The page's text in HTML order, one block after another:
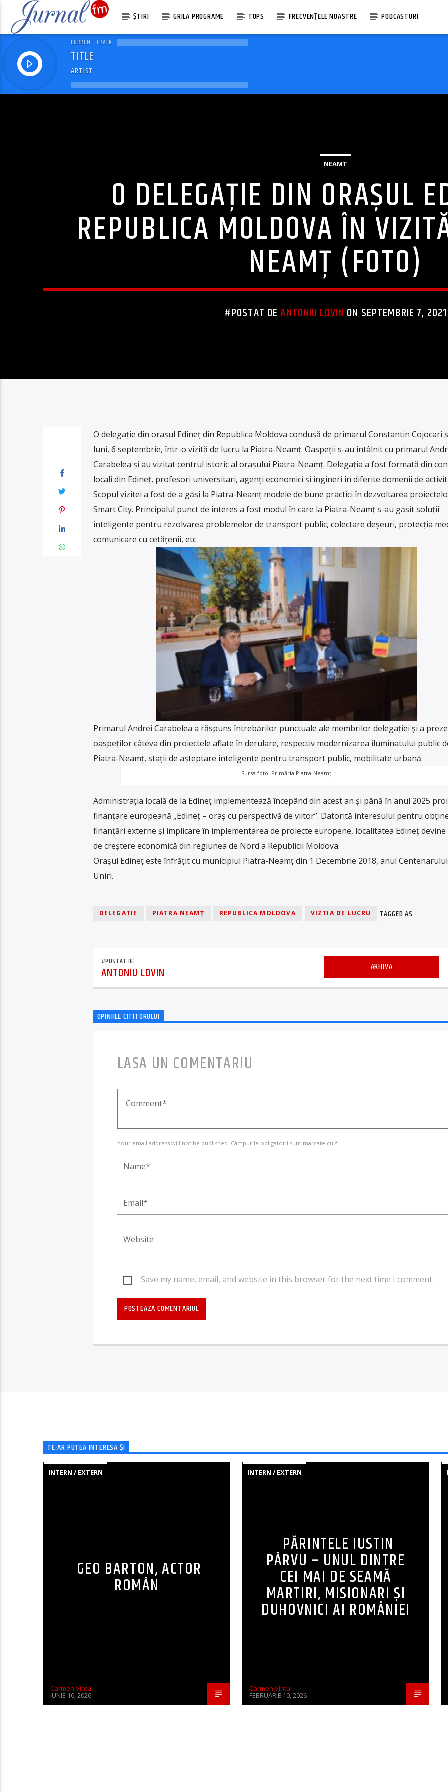
ȘTIRI GRILA PROGRAME TOPS FRECVENȚELE NOASTRE PODCASTURI
CURRENT TRACK
TITLE
ARTIST
NEAMT
O DELEGAȚIE DIN ORAȘUL
REPUBLICA MOLDOVA ÎN
NEAMȚ (FOTO)
#POSTAT DEANTONIU LOVIN ON SEPTEMBRIE 7, 2021
O delegație din orașul Edineț din Republica Moldova condusă de primarul Constantin Cojocari
luni, 6 septembrie, într-o vizită de lucru la Piatra-Neamț. Oaspeții s-au întâlnit cu primarul
Carabelea și au vizitat centrul istoric al orașului Piatra-Neamț. Delegația a fost formată din
locali din Edineț, profesori universitari, agenți economici și ingineri în diferite domenii de
Scopul vizitei a fost de a găsi la Piatra-Neamț modele de bune practici în dezvoltarea
Smart City. Principalul punct de interes a fost modul în care la Piatra-Neamț s-au găsit soluții
inteligente pentru rezolvarea problemelor de transport public, colectare deșeuri, protecția
comunicare cu cetățenii, etc.
Primarul Andrei Carabelea a răspuns întrebărilor punctuale ale membrilor delegației și a
oaspeților câteva din proiectele aflate în derulare, respectiv modernizarea iluminatului public
Piatra-Neamț, stații de așteptare inteligente pentru transport public, mobilitate urbană.
Sursa foto: Primăria Piatra-Neamț
Administrația locală de la Edineț implementează începând din acest an și până în anul 2025
finanțare europeană „Edineț – oraș cu perspectivă de viitor”. Datorită interesului pentru
finanțări externe și implicare în implementarea de proiecte europene, localitatea Edineț
de creștere economică din regiunea de Nord a Republicii Moldova.
Orașul Edineț este înfrățit cu municipiul Piatra-Neamț din 1 Decembrie 2018, anul
Uniri.
TAGGED AS
DELEGATIE PIATRA NEAMȚ REPUBLICA MOLDOVA VIZTIA DE LUCRU
#POSTAT DE
ANTONIU LOVIN ARHIVA
OPINIILE CITITORULUI
LASA UN COMENTARIU
Your email address will not be published. Câmpurile obligatorii sunt marcate cu *
Save my name, email, and website in this browser for the next time I comment.
TE-AR PUTEA INTERESA ȘI
INTERN / EXTERN
GEO BARTON, ACTOR
ROMÂN
Carmen Vintu
IUNIE 10, 2026
INTERN / EXTERN
PĂRINTELE IUSTIN
PÂRVU – UNUL DINTRE
CEI MAI DE SEAMĂ
MARTIRI, MISIONARI ŞI
DUHOVNICI AI ROMÂNIEI
Carmen Vintu
FEBRUARIE 10, 2026